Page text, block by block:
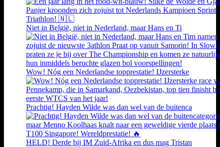
Niet in België, niet in Nederland, maar Hans en Ti
Wow! Nóg een Nederlandse topprestatie! IJzersterke
Prachtig! Hayden Wilde was dan wel van de buitenca
HELD! Derde bij IM Zuid-Afrika en dus mag Tristan